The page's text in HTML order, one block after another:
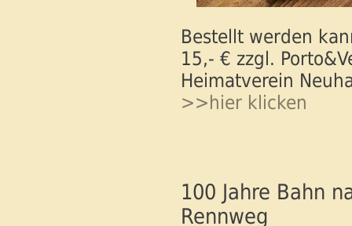
Bestellt werden
15,- € zzgl.
Heimatverein
>>hier klicken
100 Jahre Bahn
Rennweg